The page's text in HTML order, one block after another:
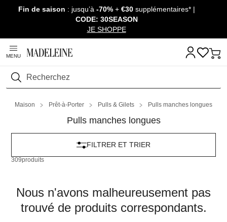
Passer la navigation, aller au contenu
Fin de saison : jusqu’à -70%+ €30 supplémentaires* |
CODE: 30SEASON
JE SHOPPE
MENU
Rechercher
Maison Prêt-à-Porter Pulls & Gilets Pulls manches longues
Pulls manches longues
309produits
FILTRER ET TRIER
Nous n'avons malheureusement pas
trouvé de produits correspondants.